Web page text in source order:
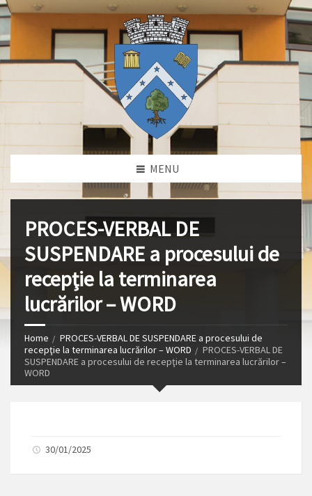
MENU
PROCES-VERBAL DE
SUSPENDARE a procesului de
recepţie la terminarea
lucrărilor – WORD
Home
PROCES-VERBAL DE SUSPENDARE a procesului de
recepţie la terminarea lucrărilor – WORD
PROCES-VERBAL DE
SUSPENDARE a procesului de recepţie la terminarea lucrărilor –
WORD
30/01/2025